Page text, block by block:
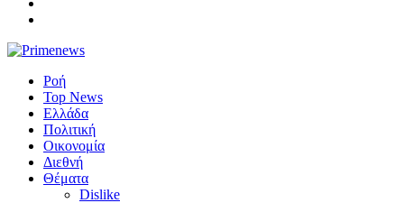
Ροή
Top News
Ελλάδα
Πολιτική
Οικονομία
Διεθνή
Θέματα
Dislike